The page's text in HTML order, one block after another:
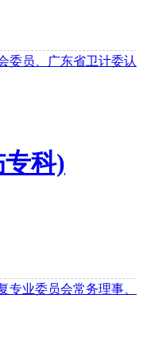
委员、广东省卫计委认
科)
专业委员会常务理事、